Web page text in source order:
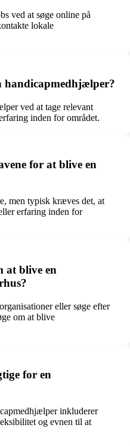
ved at søge online på
lokale
handicapmedhjælper?
ved at tage relevant
inden for området.
for at blive en
men typisk kræves det, at
erfaring inden for
at blive en
eller søge efter
om at blive
for en
inkluderer
og evnen til at